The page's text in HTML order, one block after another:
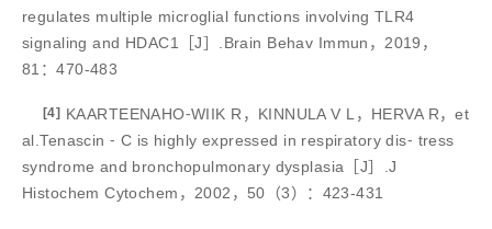
regulates multiple microglial functions involving TLR4
signaling and HDAC1［J］.Brain Behav Immun，2019，
81：470-483
[4] KAARTEENAHO⁃WIIK R，KINNULA V L，HERVA R，et
al.Tenascin ⁃ C is highly expressed in respiratory dis⁃ tress
syndrome and bronchopulmonary dysplasia［J］.J
Histochem Cytochem，2002，50（3）：423-431